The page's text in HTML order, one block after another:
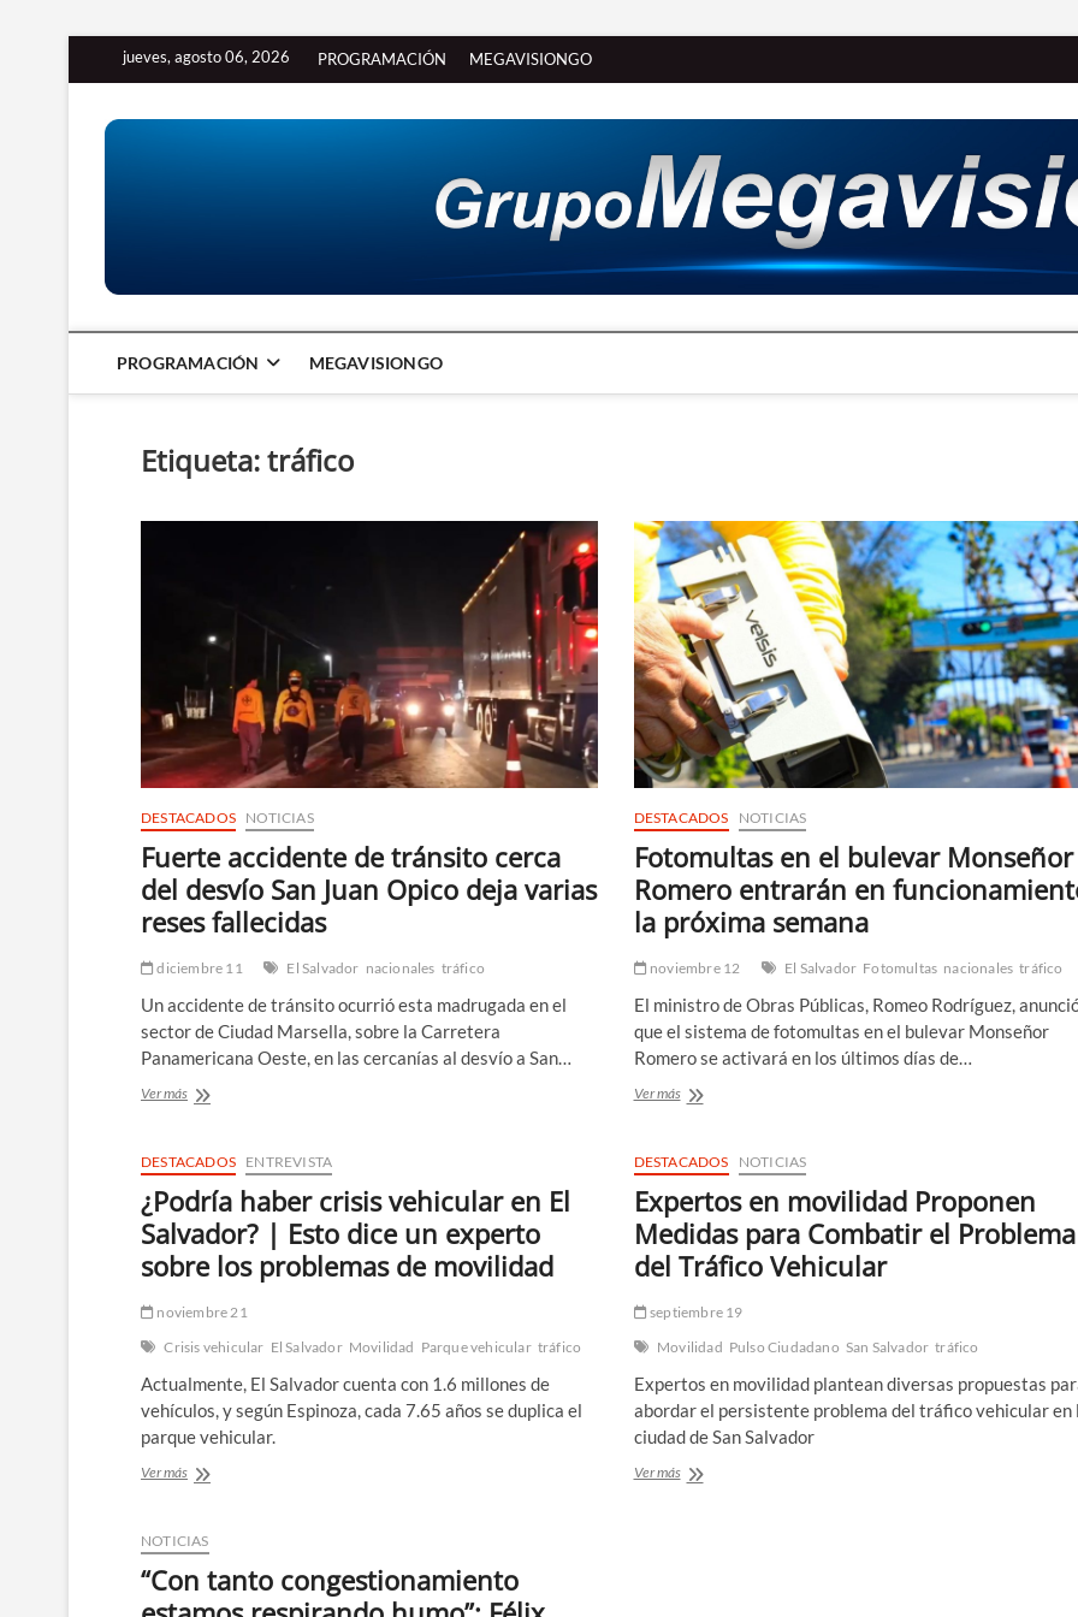
jueves, agosto 06, 2026 PROGRAMACIÓN MEGAVISIONGO
PROGRAMACIÓN MEGAVISIONGO
Etiqueta:tráfico
DESTACADOS NOTICIAS
Fuerte accidente de tránsito cerca
del desvío San Juan Opico deja varias
reses fallecidas
diciembre 11 El Salvador nacionales tráfico
Un accidente de tránsito ocurrió esta madrugada en el
sector de Ciudad Marsella, sobre la Carretera
Panamericana Oeste, en las cercanías al desvío a San…
Ver másFuerte
tránsito
cerca
del
desvío
San
Juan
deja
reses
fallecidas
DESTACADOS NOTICIAS
Fotomultas en el bulevar Monseñor
Romero entrarán en
la próxima semana
noviembre 12 El Salvador Fotomultas nacionales tráfico
El ministro de Obras Públicas, Romeo Rodríguez,
que el sistema de fotomultas en el bulevar Monseñor
Romero se activará en los últimos días de…
Ver másFotomultas
bulevar
Monseñor
Romero
entrarán
en
funcionamiento
próxima
DESTACADOS ENTREVISTA
¿Podría haber crisis vehicular en El
Salvador? | Esto dice un experto
sobre los problemas de movilidad
noviembre 21
Crisis vehicular El Salvador Movilidad Parque vehicular tráfico
Actualmente, El Salvador cuenta con 1.6 millones de
vehículos, y según Espinoza, cada 7.65 años se duplica el
parque vehicular.
Ver más¿Podría
vehicular
en
El
DESTACADOS NOTICIAS
Expertos en movilidad Proponen
Medidas para Combatir el Problema
del Tráfico Vehicular
septiembre 19
Movilidad Pulso Ciudadano San Salvador tráfico
Expertos en movilidad plantean diversas propuestas
abordar el persistente problema del tráfico vehicular en
ciudad de San Salvador
Ver másExpertos
NOTICIAS
“Con tanto congestionamiento